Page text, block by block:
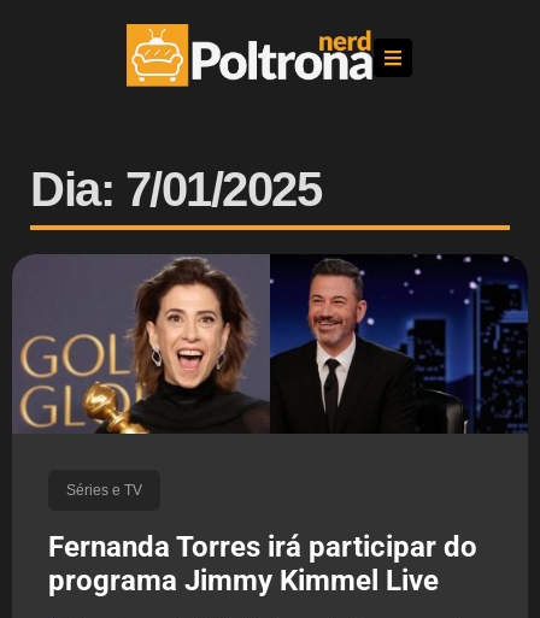
Dia: 7/01/2025
Séries e TV
Fernanda Torres irá participar do
programa Jimmy Kimmel Live